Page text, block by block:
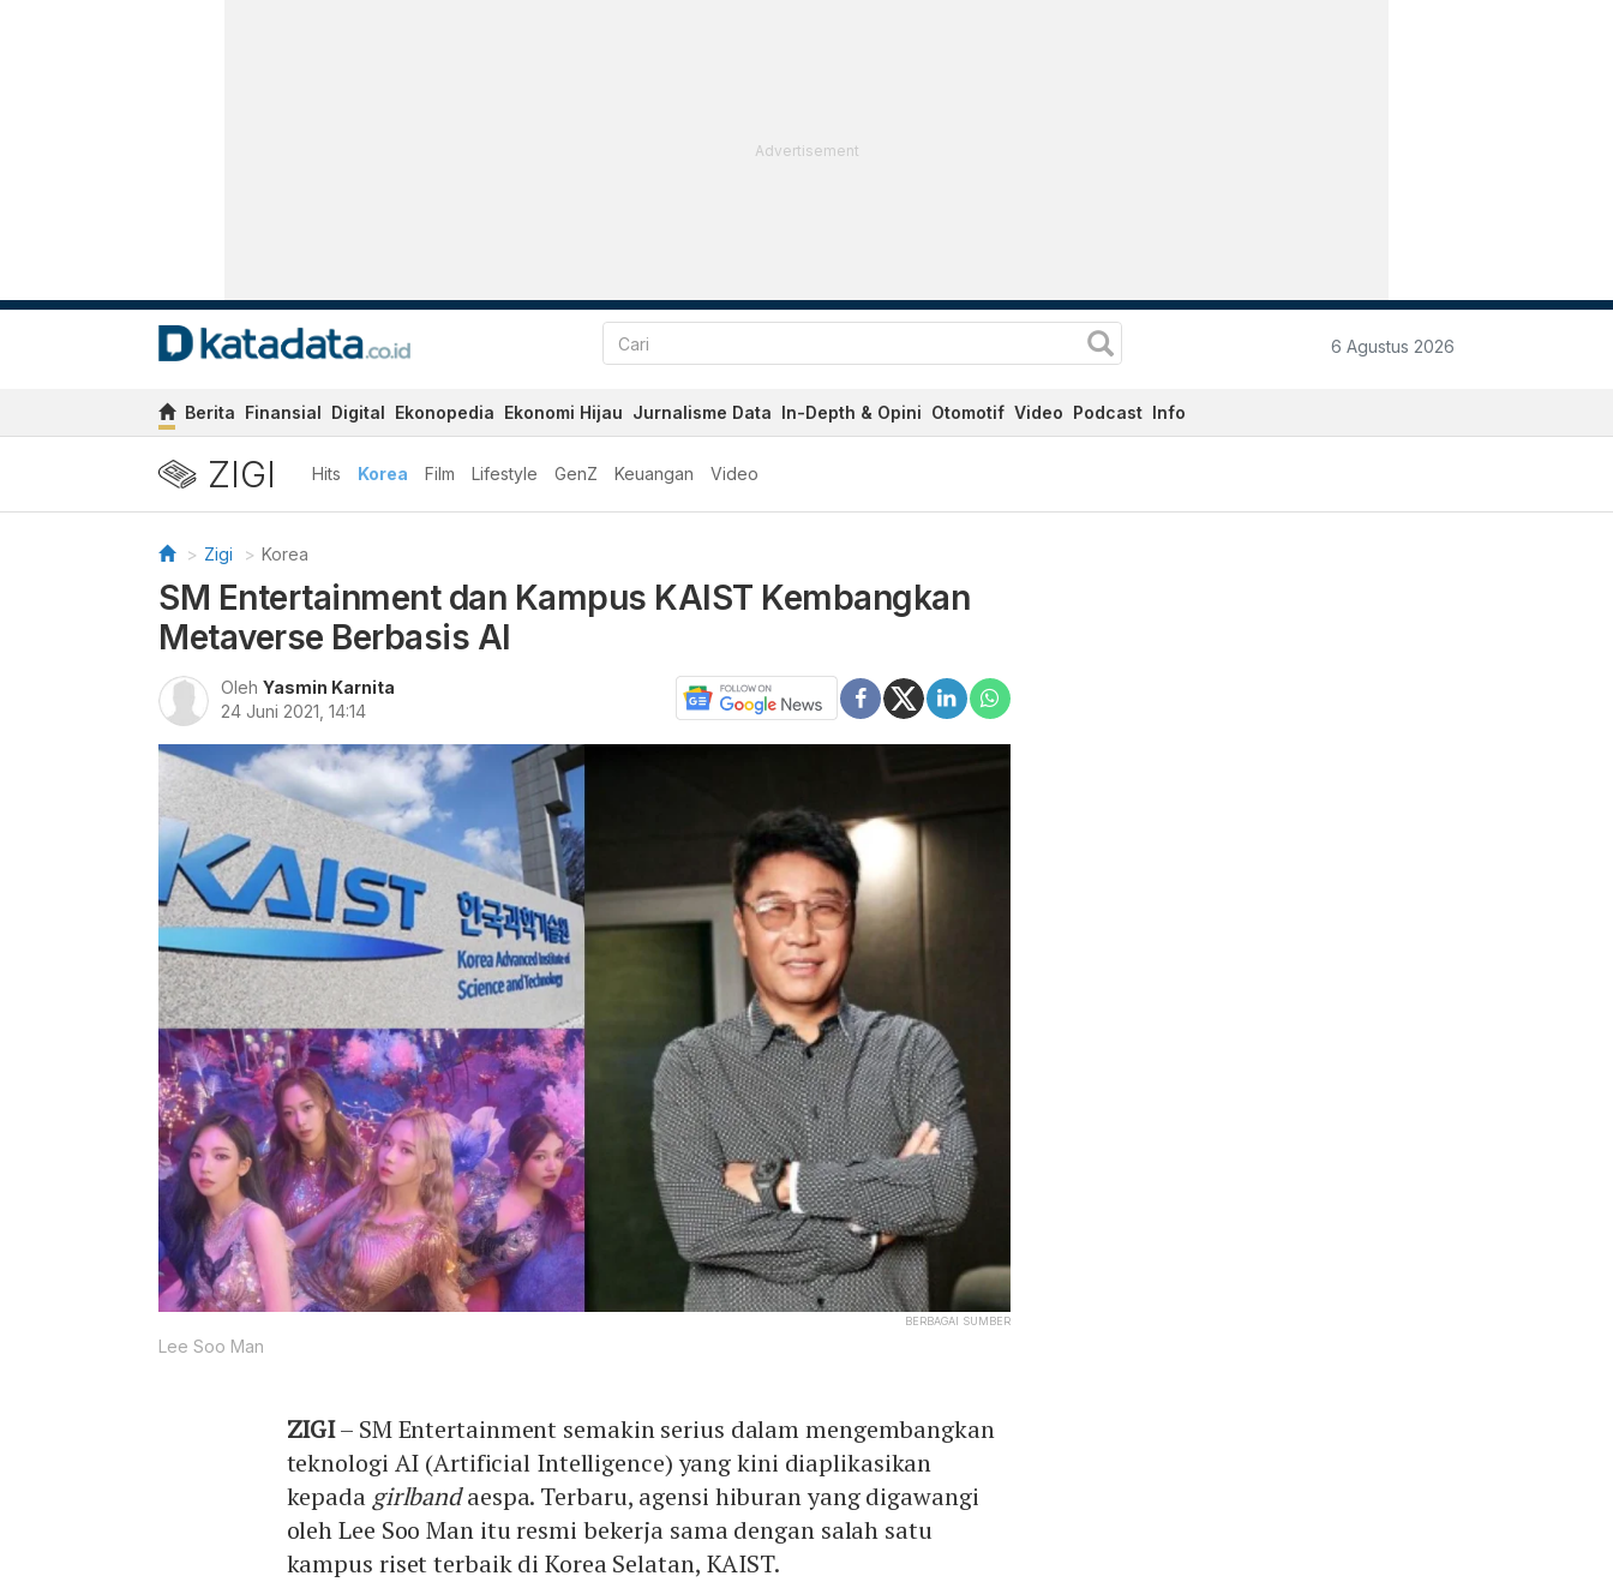
Advertisement
6 Agustus 2026
Berita Finansial Digital Ekonopedia Ekonomi Hijau Jurnalisme Data In-Depth & Opini Otomotif Video Podcast Info
ZIGI Hits Korea Film Lifestyle GenZ Keuangan Video
Zigi Korea
SM Entertainment dan Kampus KAIST Kembangkan
Metaverse Berbasis AI
Oleh Yasmin Karnita
24 Juni 2021, 14:14
BERBAGAI SUMBER
Lee Soo Man
ZIGI– SM Entertainment semakin serius dalam mengembangkan
teknologi AI (Artificial Intelligence) yang kini diaplikasikan
kepada girlbandaespa. Terbaru, agensi hiburan yang digawangi
oleh Lee Soo Man itu resmi bekerja sama dengan salah satu
kampus riset terbaik di Korea Selatan, KAIST.